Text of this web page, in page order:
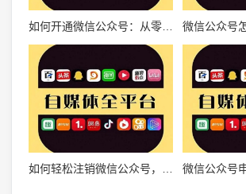
如何开通微信公众号：从零开始打造个人品牌
如何轻松注销微信公众号，快速解决运营困扰